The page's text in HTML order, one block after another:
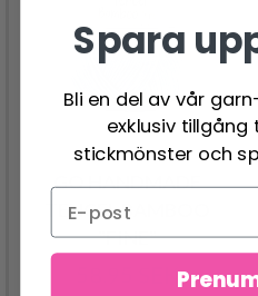
GO HANDMADE
TENCEL BAMBOO
"FINE"
58.95 SEK
Spara
Bli en del av vår
exklusiv tillgång
stickmönster och